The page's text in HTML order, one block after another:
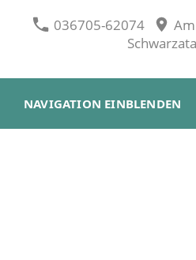
036705-62074
NAVIGATION EINBLENDEN